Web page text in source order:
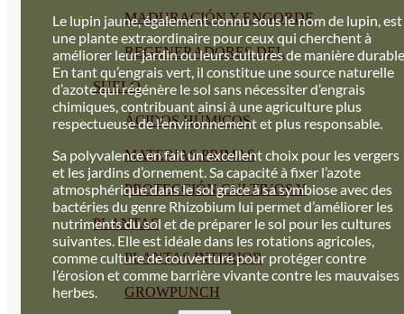
MADURACIÓN Y ENGORDE
REGENERADORES DEL
SUELO
ÁCIDOS HÚMICOS
MATERIAS PRIMAS
PROTECCIÓN CULTIVOS Y
PLANTAS
PLANTAS INTERIOR
GROWPUNCH
Le lupin jaune, également connu sous le nom de lupin, est
une plante extraordinaire pour ceux qui cherchent à
améliorer leur jardin ou leurs cultures de manière
En tant qu’engrais vert, il constitue une source naturelle
d’azote qui régénère le sol sans nécessiter d’engrais
chimiques, contribuant ainsi à une agriculture plus
respectueuse de l’environnement et plus responsable.
Sa polyvalence en fait un excellent choix pour les vergers
et les jardins d’ornement. Sa capacité à fixer l’azote
atmosphérique dans le sol grâce à sa symbiose avec des
bactéries du genre Rhizobium lui permet d’améliorer les
nutriments du sol et de préparer le sol pour les cultures
suivantes. Elle est idéale dans les rotations agricoles,
comme culture de couverture pour protéger contre
l’érosion et comme barrière vivante contre les mauvaises
herbes.